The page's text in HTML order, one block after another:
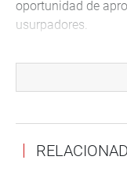
oportunidad de
usurpadores.
Civil, Decreto
mejores
Nacional del Perú